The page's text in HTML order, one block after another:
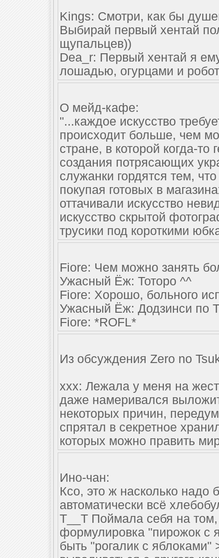
Kings: Смотри, как бы
Выбирай первый хентай
щупальцев))
Dea_r: Первый хентай я
лошадью, огурцами и
О мейд-кафе:
"...каждое искусство
происходит больше, чем
стране, в которой когда-
создания потрясающих
служанки гордятся тем,
покупая готовых в
оттачивали искусство
искусство скрытой
трусики под короткими
Fiore: Чем можно занять
Ужасный Ёж: Тоторо ^^
Fiore: Хорошо, больного
Ужасный Ёж: Додзинси по
Fiore: *ROFL*
Из обсуждения Zero no
xxx: Лежала у меня на
даже намеривался
некоторых причин,
спрятал в секретное
которых можно править
Ино-чан:
Ксо, это ж насколько надо
автоматически всё
Т__Т Поймала себя на
формулировка "пирожок с
быть "рогалик с